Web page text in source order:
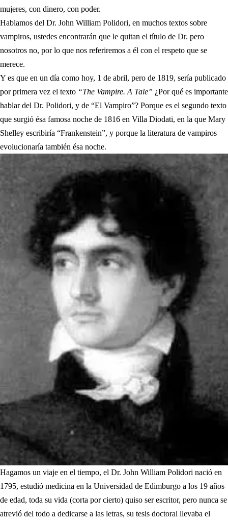
mujeres, con dinero, con poder.
Hablamos del Dr. John William Polidori, en muchos textos sobre
vampiros, ustedes encontrarán que le quitan el título de Dr. pero
nosotros no, por lo que nos referiremos a él con el respeto que se
merece.
Y es que en un día como hoy, 1 de abril, pero de 1819, sería publicado
por primera vez el texto “The Vampire. A Tale” ¿Por qué es importante
hablar del Dr. Polidori, y de “El Vampiro”? Porque es el segundo texto
que surgió ésa famosa noche de 1816 en Villa Diodati, en la que Mary
Shelley escribiría “Frankenstein”, y porque la literatura de vampiros
evolucionaría también ésa noche.
Hagamos un viaje en el tiempo, el Dr. John William Polidori nació en
1795, estudió medicina en la Universidad de Edimburgo a los 19 años
de edad, toda su vida (corta por cierto) quiso ser escritor, pero nunca se
atrevió del todo a dedicarse a las letras, su tesis doctoral llevaba el